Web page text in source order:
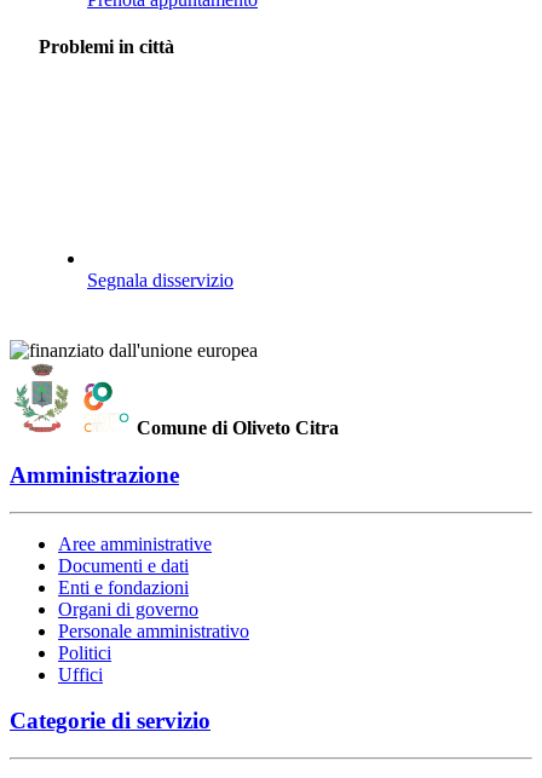
Problemi in città
Segnala disservizio
Comune di Oliveto Citra
Amministrazione
Aree amministrative
Documenti e dati
Enti e fondazioni
Organi di governo
Personale amministrativo
Politici
Uffici
Categorie di servizio